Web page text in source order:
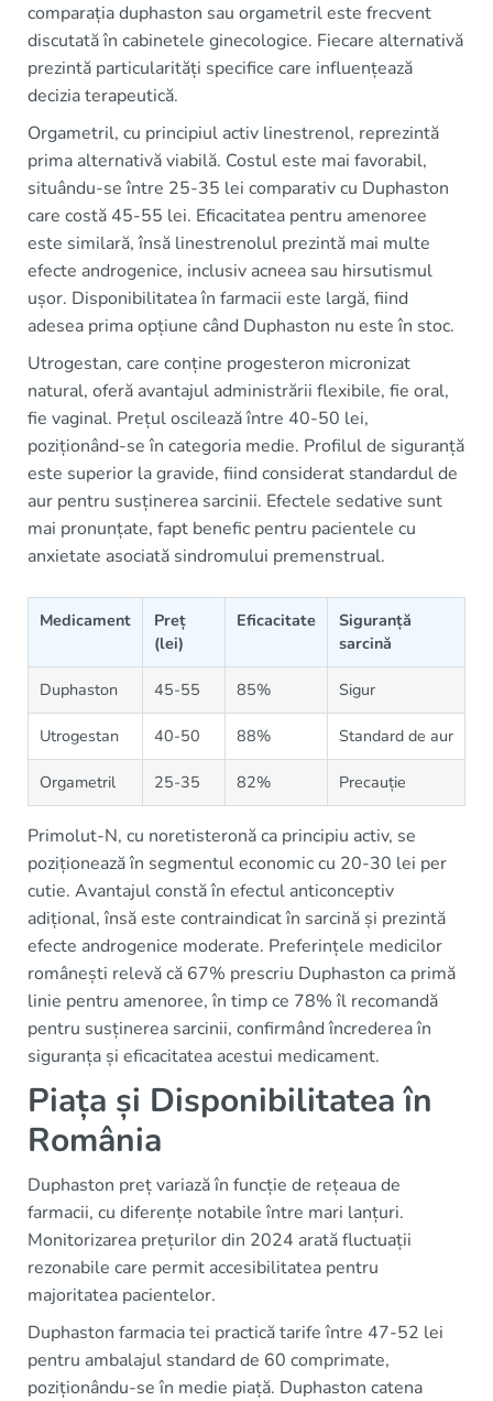
comparația duphaston sau orgametril este frecvent
discutată în cabinetele ginecologice. Fiecare alternativă
prezintă particularități specifice care influențează
decizia terapeutică.
Orgametril, cu principiul activ linestrenol, reprezintă
prima alternativă viabilă. Costul este mai favorabil,
situându-se între 25-35 lei comparativ cu Duphaston
care costă 45-55 lei. Eficacitatea pentru amenoree
este similară, însă linestrenolul prezintă mai multe
efecte androgenice, inclusiv acneea sau hirsutismul
ușor. Disponibilitatea în farmacii este largă, fiind
adesea prima opțiune când Duphaston nu este în stoc.
Utrogestan, care conține progesteron micronizat
natural, oferă avantajul administrării flexibile, fie oral,
fie vaginal. Prețul oscilează între 40-50 lei,
poziționând-se în categoria medie. Profilul de siguranță
este superior la gravide, fiind considerat standardul de
aur pentru susținerea sarcinii. Efectele sedative sunt
mai pronunțate, fapt benefic pentru pacientele cu
anxietate asociată sindromului premenstrual.
Medicament
Preț
(lei)
Eficacitate
Siguranță
sarcină
Duphaston 45-55 85% Sigur
Utrogestan 40-50 88% Standard de aur
Orgametril 25-35 82% Precauție
Primolut-N, cu noretisteronă ca principiu activ, se
poziționează în segmentul economic cu 20-30 lei per
cutie. Avantajul constă în efectul anticonceptiv
adițional, însă este contraindicat în sarcină și prezintă
efecte androgenice moderate. Preferințele medicilor
românești relevă că 67% prescriu Duphaston ca primă
linie pentru amenoree, în timp ce 78% îl recomandă
pentru susținerea sarcinii, confirmând încrederea în
siguranța și eficacitatea acestui medicament.
Piața și Disponibilitatea în
România
Duphaston preț variază în funcție de rețeaua de
farmacii, cu diferențe notabile între mari lanțuri.
Monitorizarea prețurilor din 2024 arată fluctuații
rezonabile care permit accesibilitatea pentru
majoritatea pacientelor.
Duphaston farmacia tei practică tarife între 47-52 lei
pentru ambalajul standard de 60 comprimate,
poziționându-se în medie piață. Duphaston catena